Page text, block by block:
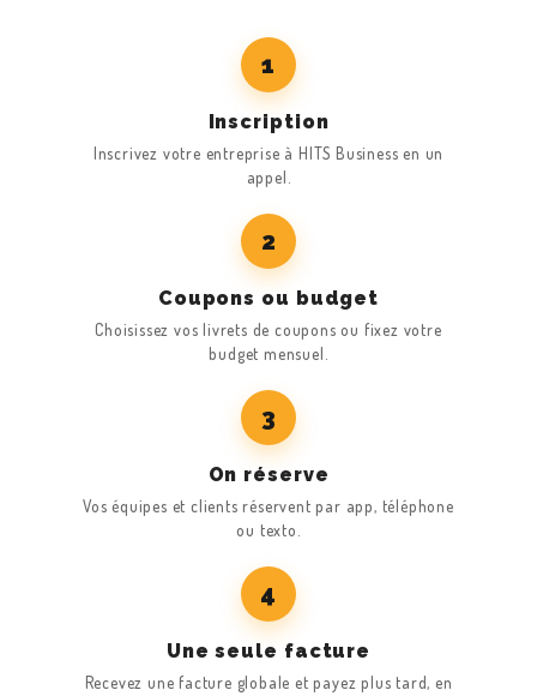
1
Inscription
Inscrivez votre entreprise à HITS Business en un
appel.
2
Coupons ou budget
Choisissez vos livrets de coupons ou fixez votre
budget mensuel.
3
On réserve
Vos équipes et clients réservent par app, téléphone
ou texto.
4
Une seule facture
Recevez une facture globale et payez plus tard, en